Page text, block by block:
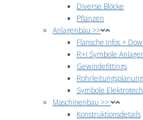
Diverse Blöcke
Pflanzen
Anlagenbau >>
Flansche Infos +
R+I Symbole
Gewindefittings
Rohrleitungsplanung
Symbole
Maschinenbau >>
Konstruktionsdetails